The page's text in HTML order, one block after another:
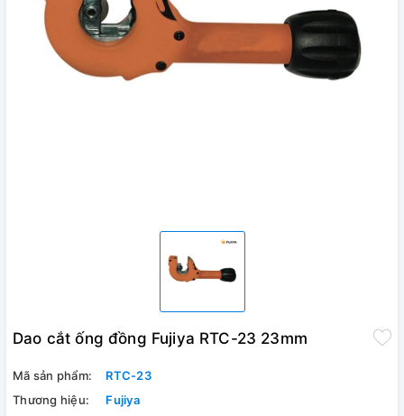
Dao cắt ống đồng Fujiya RTC-23 23mm
Mã sản phẩm:
RTC-23
Thương hiệu:
Fujiya